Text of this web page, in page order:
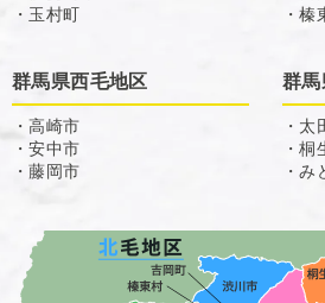
・玉村町
・榛
群馬県西毛地区
・高崎市
・安中市
・藤岡市
群馬
・太
・桐
・み